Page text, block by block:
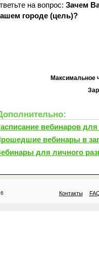
на вопрос: Зачем
городе (цель)?
Максимальное
вебинаров для
вебинары в
для личного
Контакты